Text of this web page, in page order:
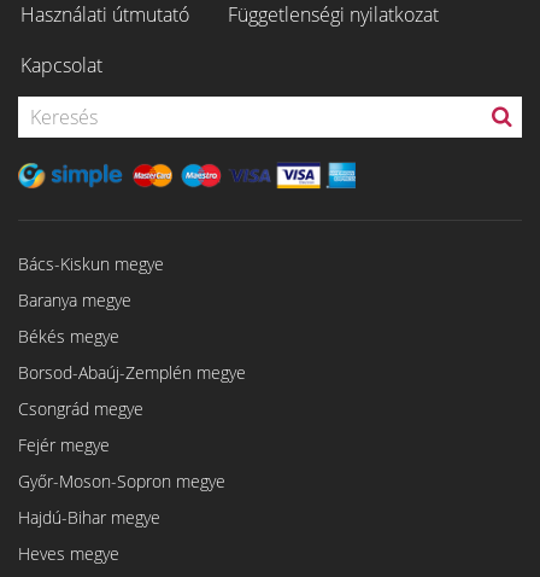
Használati útmutató
Függetlenségi nyilatkozat
Kapcsolat
Bács-Kiskun megye
Baranya megye
Békés megye
Borsod-Abaúj-Zemplén megye
Csongrád megye
Fejér megye
Győr-Moson-Sopron megye
Hajdú-Bihar megye
Heves megye